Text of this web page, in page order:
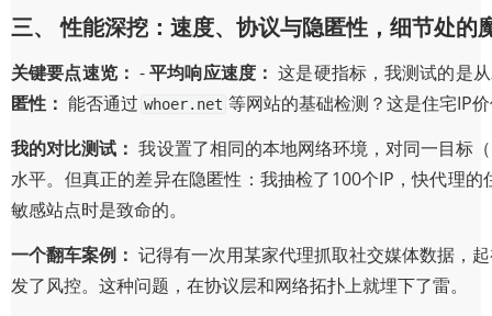
三、 性能深挖：速度、协议与隐匿性，细节处的
关键要点速览： -平均响应速度： 这是硬指标，我测试的是
匿性： 能否通过 whoer.net 等网站的基础检测？这是住宅IP
我的对比测试： 我设置了相同的本地网络环境，对同一目标
水平。但真正的差异在隐匿性：我抽检了100个IP，快代理
敏感站点时是致命的。
一个翻车案例： 记得有一次用某家代理抓取社交媒体数据，
发了风控。这种问题，在协议层和网络拓扑上就埋下了雷。